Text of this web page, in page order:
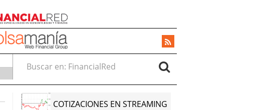
Buscar en:
COTIZACIONES EN STREAMING